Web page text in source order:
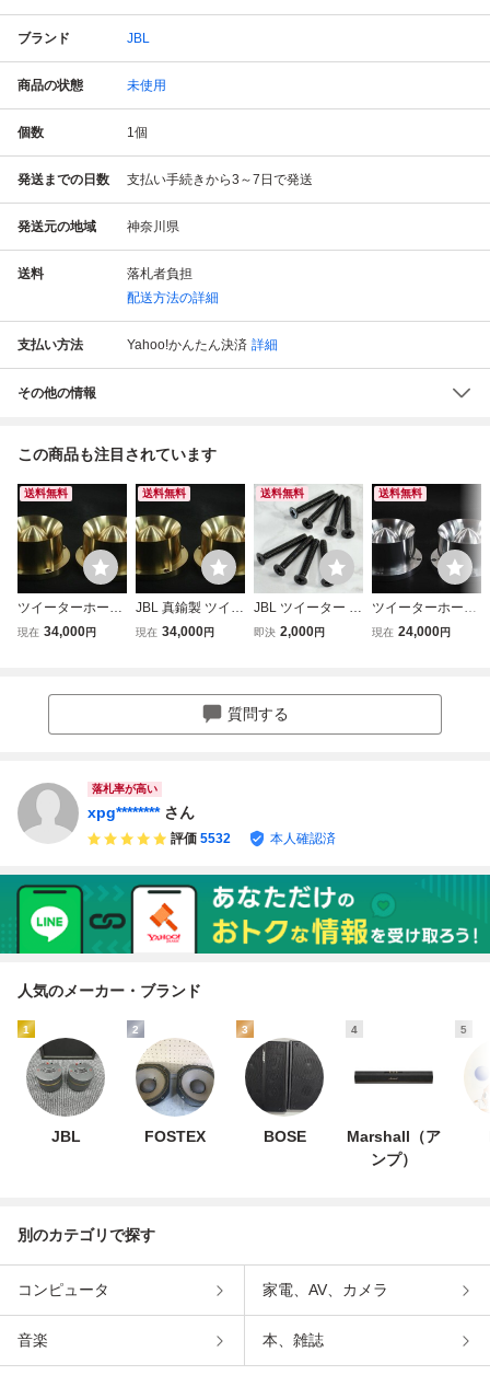
ブランド JBL
商品の状態 未使用
個数 1個
発送までの日数 支払い手続きから3～7日で発送
発送元の地域 神奈川県
送料
落札者負担
配送方法の詳細
支払い方法 Yahoo!かんたん決済 詳細
その他の情報
この商品も注目されています
送料無料
ツイーターホーン
真鍮製 JBL 1ペア
現在 34,000円
送料無料
JBL 真鍮製 ツイー
ターホーン 1ペア
カー bv1453
現在 34,000円
送料無料
JBL ツイーター ホ
ーン用 取付 ビス
スクリュー フラン
ジ ボルト インチ
即決 2,000円
送料無料
ツイーターホーン
アルミ合金製 JBL
現在 24,000円
質問する
落札率が高い
xpg******** さん
評価 5532 本人確認済
人気のメーカー・ブランド
1
JBL
2
FOSTEX
3
BOSE
4
Marshall（ア
ンプ）
5
別のカテゴリで探す
コンピュータ 家電、AV、カメラ
音楽 本、雑誌